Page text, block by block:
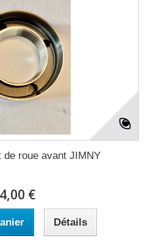
de roue avant JIMNY
€
Détails